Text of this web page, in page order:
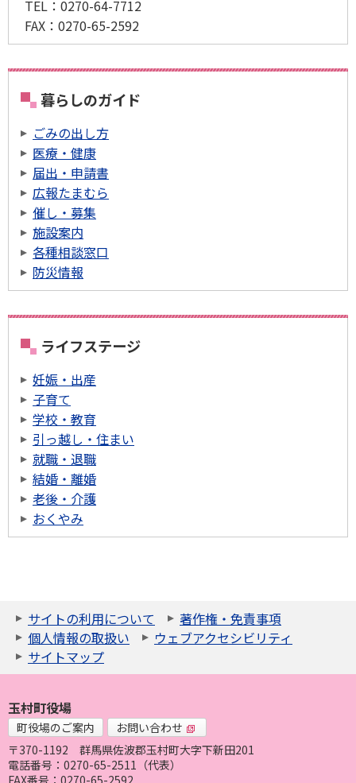
TEL： 0270-64-7712
FAX： 0270-65-2592
暮らしのガイド
ごみの出し方
医療・健康
届出・申請書
広報たまむら
催し・募集
施設案内
各種相談窓口
防災情報
ライフステージ
妊娠・出産
子育て
学校・教育
引っ越し・住まい
就職・退職
結婚・離婚
老後・介護
おくやみ
サイトの利用について
著作権・免責事項
個人情報の取扱い
ウェブアクセシビリティ
サイトマップ
玉村町役場
町役場のご案内
お問い合わせ
〒370-1192
群馬県佐波郡玉村町大字下新田201
電話番号：0270-65-2511（代表）
FAX番号：0270-65-2592